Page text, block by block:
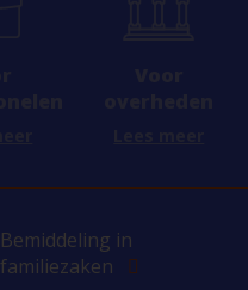
Bemiddeling in
familiezaken